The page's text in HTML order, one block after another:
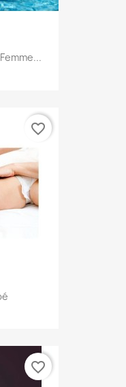
favorite_border
favorite_border